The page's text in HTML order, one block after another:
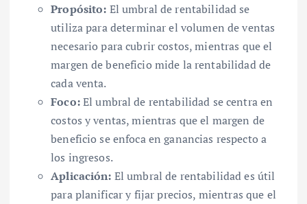
Propósito: El umbral de rentabilidad se
utiliza para determinar el volumen de ventas
necesario para cubrir costos, mientras que el
margen de beneficio mide la rentabilidad de
cada venta.
Foco:El umbral de rentabilidad se centra en
costos y ventas, mientras que el margen de
beneficio se enfoca en ganancias respecto a
los ingresos.
Aplicación: El umbral de rentabilidad es útil
para planificar y fijar precios, mientras que el